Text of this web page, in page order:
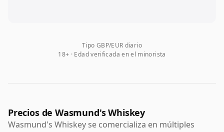
Tipo GBP/EUR diario
18+ · Edad verificada en el minorista
Precios de Wasmund's Whiskey
Wasmund's Whiskey se comercializa en múltiples